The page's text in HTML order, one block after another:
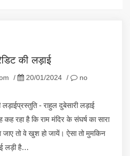
की लड़ाई
/ 20/01/2024 /
no
लड़ाईप्रस्तुति - राहुल दुबेसारी लड़ाई
रहा है कि राम मंदिर के संघर्ष का सारा
तो वे खुश हो जायें। ऐसा तो मुमकिन
लड़ी है…